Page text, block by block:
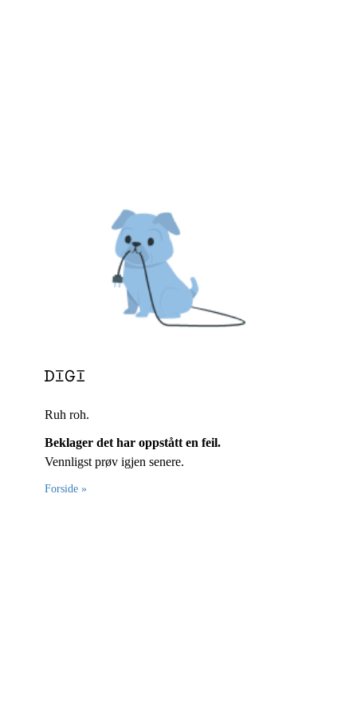
Ruh roh.
Beklager det har oppstått en feil.
Vennligst prøv igjen senere.
Forside »